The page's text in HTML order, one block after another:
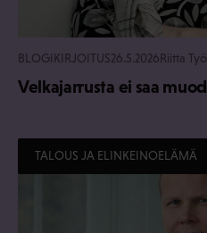
BLOGIKIRJOITUS26.5.2026Riitta
Velkajarrusta ei saa
TALOUS JA ELINKEINOELÄMÄ